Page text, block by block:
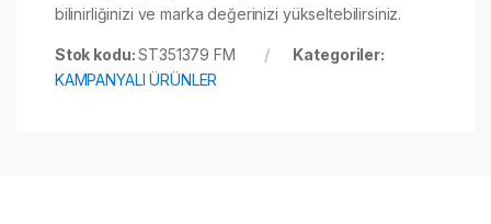
bilinirliğinizi ve marka değerinizi yükseltebilirsiniz.
Stok kodu:ST351379 FM
Kategoriler:
KAMPANYALI ÜRÜNLER